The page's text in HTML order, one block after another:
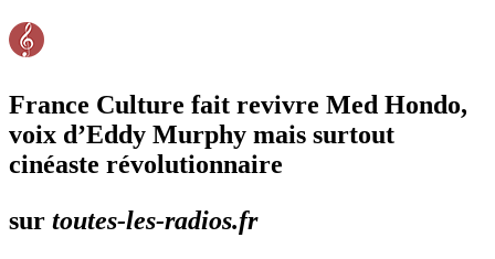
France Culture fait revivre Med Hondo,
voix d’Eddy Murphy mais surtout
cinéaste révolutionnaire
sur toutes-les-radios.fr